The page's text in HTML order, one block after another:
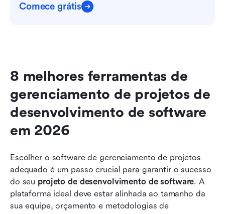
Comece grátis
8 melhores ferramentas de
gerenciamento de projetos de
desenvolvimento de software
em 2026
Escolher o software de gerenciamento de projetos
adequado é um passo crucial para garantir o sucesso
do seu projeto de desenvolvimento de software. A
plataforma ideal deve estar alinhada ao tamanho da
sua equipe, orçamento e metodologias de